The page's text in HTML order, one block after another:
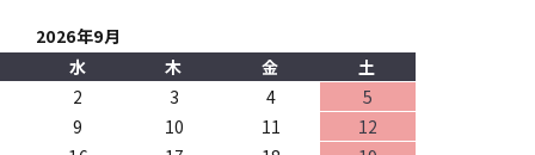
2026年9月
水 木 金
土
2 3 4
5
9 10 11
12